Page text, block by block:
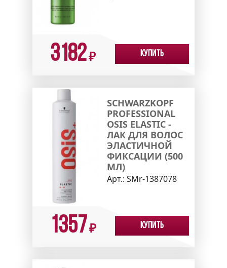
3182₽ Купить
SCHWARZKOPF
PROFESSIONAL
OSIS ELASTIC -
ЛАК ДЛЯ ВОЛОС
ЭЛАСТИЧНОЙ
ФИКСАЦИИ (500
МЛ)
Арт.: SMr-1387078
1357₽ Купить